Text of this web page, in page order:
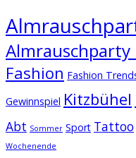
Almrauschparty
Fashion Fashion
Gewinnspiel Kitzbühel
Abt Sommer Sport Tattoo
Wochenende